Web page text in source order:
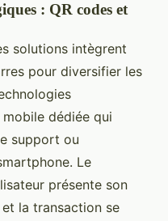
: QR codes et
solutions intègrent
pour diversifier les
dédiée qui
support ou
Le
présente son
la transaction se